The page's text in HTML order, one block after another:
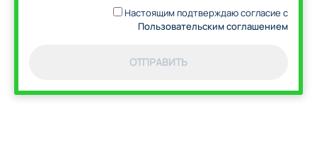
Настоящим подтверждаю согласие с
Пользовательским соглашением
ОТПРАВИТЬ